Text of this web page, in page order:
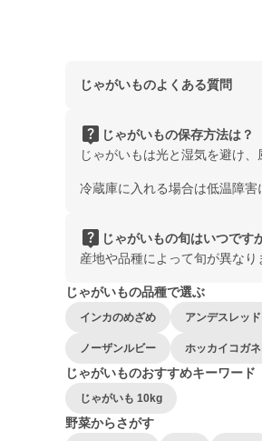
じゃがいものよくある質問
live_help じゃがいもの保存方法は？
じゃがいもは光と湿気を避け
冷蔵庫に入れる場合は低温障害
live_help じゃがいもの旬はいつです
産地や品種によって旬が異な
じゃがいもの品種で選ぶ
インカのめざめ アンデスレッド
ノーザンルビー ホッカイコガネ
じゃがいものおすすめキーワード
じゃがいも 10kg
野菜からさがす